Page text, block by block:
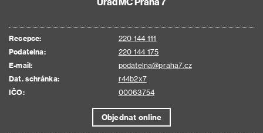
Recepce:
220 144 111
Podatelna:
220 144 175
E-mail:
podatelna@praha7.cz
Dat. schránka:
r44b2x7
IČO:
00063754
Objednat online